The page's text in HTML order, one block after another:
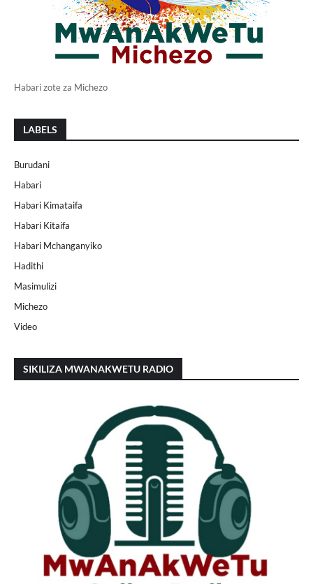
Habari zote za Michezo
LABELS
Burudani
Habari
Habari Kimataifa
Habari Kitaifa
Habari Mchanganyiko
Hadithi
Masimulizi
Michezo
Video
SIKILIZA MWANAKWETU RADIO